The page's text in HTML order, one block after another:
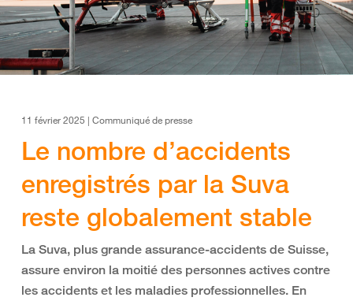
11 février 2025 | Communiqué de presse
Le nombre d’accidents
enregistrés par la Suva
reste globalement stable
La Suva, plus grande assurance-accidents de Suisse,
assure environ la moitié des personnes actives contre
les accidents et les maladies professionnelles. En